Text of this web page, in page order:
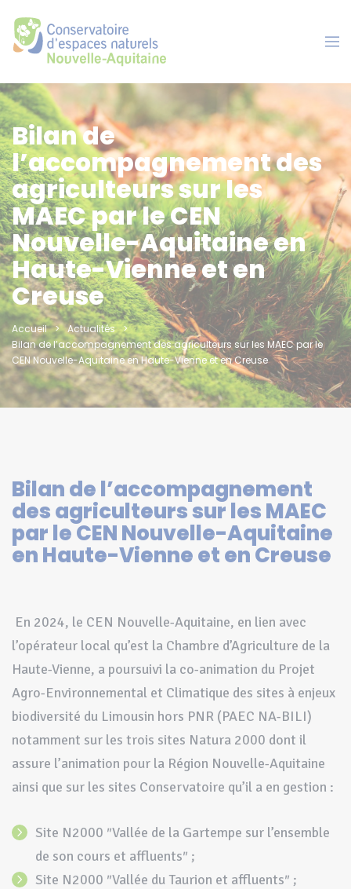
Bilan de
l’accompagnement des
agriculteurs sur les
MAEC par le CEN
Nouvelle-Aquitaine en
Haute-Vienne et en
Creuse
Accueil
Actualités
Bilan de l’accompagnement des agriculteurs sur les MAEC par le
CEN Nouvelle-Aquitaine en Haute-Vienne et en Creuse
Bilan de l’accompagnement
des agriculteurs sur les MAEC
par le CEN Nouvelle-Aquitaine
en Haute-Vienne et en Creuse
En 2024, le CEN Nouvelle-Aquitaine, en lien avec
l’opérateur local qu’est la Chambre d’Agriculture de la
Haute-Vienne, a poursuivi la co-animation du Projet
Agro-Environnemental et Climatique des sites à enjeux
biodiversité du Limousin hors PNR (PAEC NA-BILI)
notamment sur les trois sites Natura 2000 dont il
assure l’animation pour la Région Nouvelle-Aquitaine
ainsi que sur les sites Conservatoire qu’il a en gestion :
Site N2000 ″Vallée de la Gartempe sur l’ensemble
de son cours et affluents″ ;
Site N2000 ″Vallée du Taurion et affluents″ ;